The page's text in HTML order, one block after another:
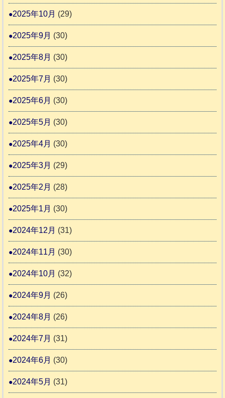
2025年10月 (29)
2025年9月 (30)
2025年8月 (30)
2025年7月 (30)
2025年6月 (30)
2025年5月 (30)
2025年4月 (30)
2025年3月 (29)
2025年2月 (28)
2025年1月 (30)
2024年12月 (31)
2024年11月 (30)
2024年10月 (32)
2024年9月 (26)
2024年8月 (26)
2024年7月 (31)
2024年6月 (30)
2024年5月 (31)